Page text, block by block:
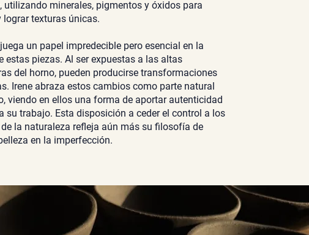
utilizando minerales, pigmentos y óxidos para
lograr texturas únicas.
un papel impredecible pero esencial en la
estas piezas. Al ser expuestas a las altas
del horno, pueden producirse transformaciones
Irene abraza estos cambios como parte natural
viendo en ellos una forma de aportar autenticidad
su trabajo. Esta disposición a ceder el control a los
la naturaleza refleja aún más su filosofía de
en la imperfección.